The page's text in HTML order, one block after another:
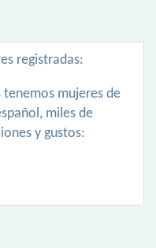
registradas:
mujeres de
miles de
y gustos: